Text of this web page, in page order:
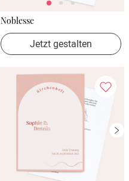
Noblesse
Jetzt gestalten